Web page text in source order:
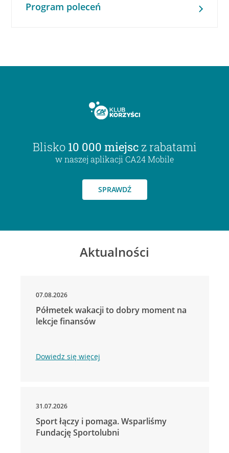
Program poleceń
Blisko 10 000 miejsc z rabatami
w naszej aplikacji CA24 Mobile
SPRAWDŹ
Aktualności
07.08.2026
Półmetek wakacji to dobry moment na
lekcje finansów
Dowiedz się więcej
31.07.2026
Sport łączy i pomaga. Wsparliśmy
Fundację Sportolubni